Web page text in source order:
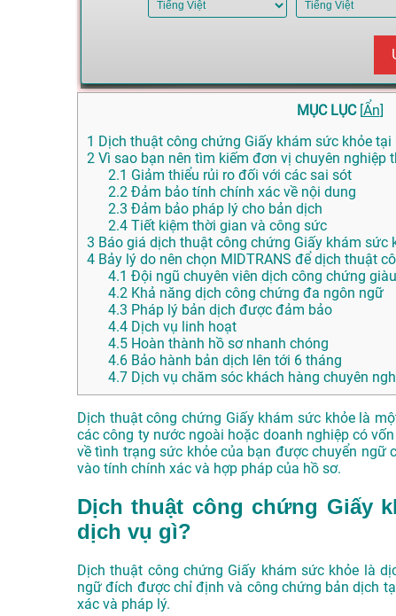
MỤC LỤC [Ẩn]
1 Dịch thuật công chứng Giấy khám sức khỏe tại
2 Vì sao bạn nên tìm kiếm đơn vị chuyên nghiệp
2.1 Giảm thiểu rủi ro đối với các sai sót
2.2 Đảm bảo tính chính xác về nội dung
2.3 Đảm bảo pháp lý cho bản dịch
2.4 Tiết kiệm thời gian và công sức
3 Báo giá dịch thuật công chứng Giấy khám sức
4 Bảy lý do nên chọn MIDTRANS để dịch thuật
4.1 Đội ngũ chuyên viên dịch công chứng
4.2 Khả năng dịch công chứng đa ngôn ngữ
4.3 Pháp lý bản dịch được đảm bảo
4.4 Dịch vụ linh hoạt
4.5 Hoàn thành hồ sơ nhanh chóng
4.6 Bảo hành bản dịch lên tới 6 tháng
4.7 Dịch vụ chăm sóc khách hàng chuyên
Dịch thuật công chứng Giấy khám sức khỏe là
các công ty nước ngoài hoặc doanh nghiệp có
về tình trạng sức khỏe của bạn được chuyển
vào tính chính xác và hợp pháp của hồ sơ.
Dịch thuật công chứng Giấy
dịch vụ gì?
Dịch thuật công chứng Giấy khám sức khỏe là
ngữ đích được chỉ định và công chứng bản dịch
xác và pháp lý.